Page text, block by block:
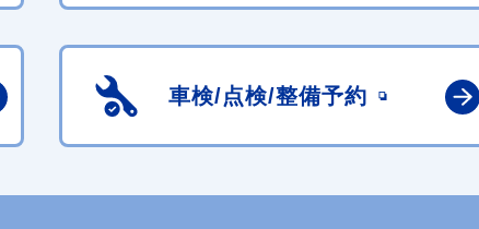
車検/点検/整備予約